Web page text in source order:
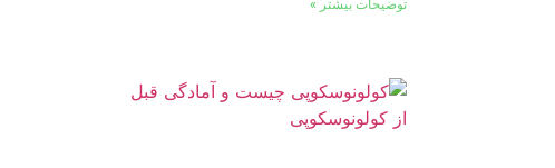
توضیحات بیشتر »